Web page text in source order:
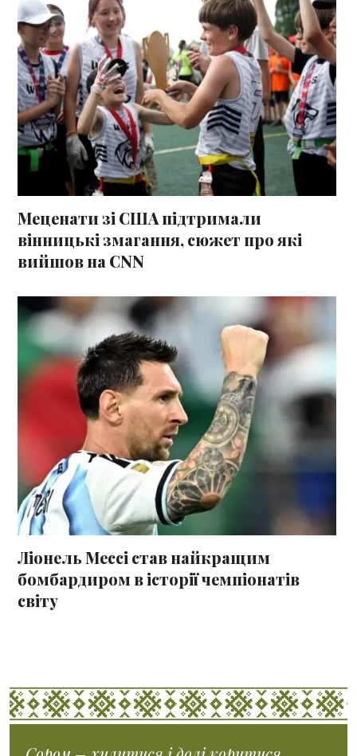
Меценати зі США підтримали
вінницькі змагання, сюжет про які
вийшов на CNN
Ліонель Мессі став найкращим
бомбардиром в історії чемпіонатів
світу